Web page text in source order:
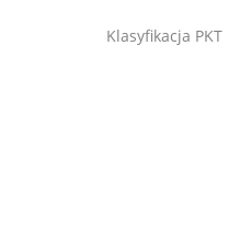
Klasyfikacja PKT